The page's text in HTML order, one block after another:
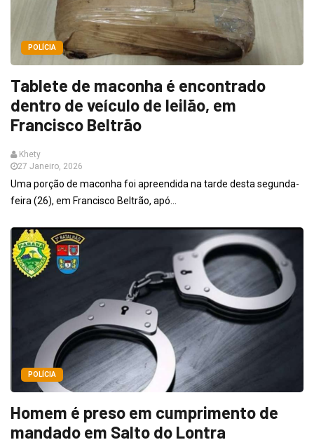
POLÍCIA
Tablete de maconha é encontrado
dentro de veículo de leilão, em
Francisco Beltrão
Khety
27 Janeiro, 2026
Uma porção de maconha foi apreendida na tarde desta segunda-
feira (26), em Francisco Beltrão, apó...
POLÍCIA
Homem é preso em cumprimento de
mandado em Salto do Lontra